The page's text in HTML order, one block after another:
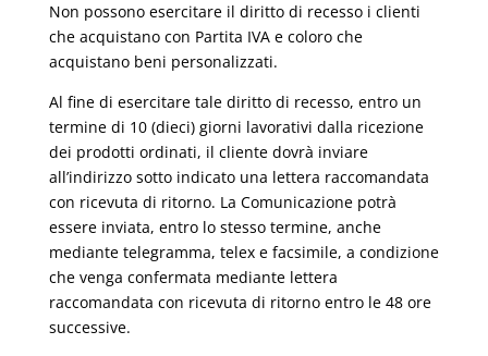
Non possono esercitare il diritto di recesso i clienti
che acquistano con Partita IVA e coloro che
acquistano beni personalizzati.
Al fine di esercitare tale diritto di recesso, entro un
termine di 10 (dieci) giorni lavorativi dalla ricezione
dei prodotti ordinati, il cliente dovrà inviare
all’indirizzo sotto indicato una lettera raccomandata
con ricevuta di ritorno. La Comunicazione potrà
essere inviata, entro lo stesso termine, anche
mediante telegramma, telex e facsimile, a condizione
che venga confermata mediante lettera
raccomandata con ricevuta di ritorno entro le 48 ore
successive.